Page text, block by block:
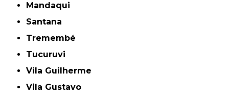
Mandaqui
Santana
Tremembé
Tucuruvi
Vila Guilherme
Vila Gustavo